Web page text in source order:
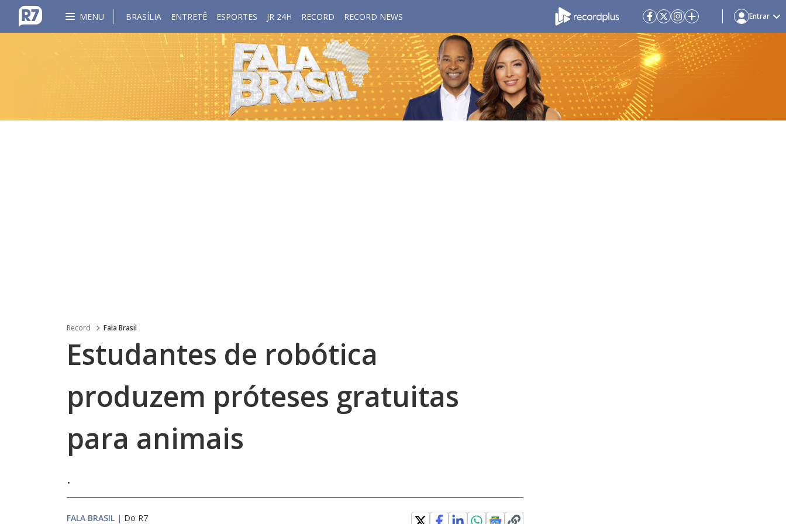
MENU BRASÍLIA ENTRETÊ ESPORTES JR 24H RECORD RECORD NEWS Entrar
Record Fala Brasil
Estudantes de robótica
produzem próteses gratuitas
para animais
.
FALA BRASIL | Do R7